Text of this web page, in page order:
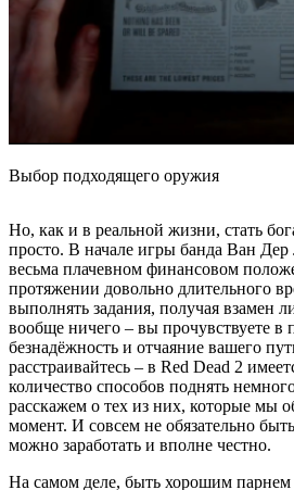
Выбор подходящего оружия
Но, как и в реальной жизни, стать
просто. В начале игры банда Ван Дер
весьма плачевном финансовом
протяжении довольно длительного
выполнять задания, получая взамен
вообще ничего – вы прочувствуете в
безнадёжность и отчаяние вашего
расстраивайтесь – в Red Dead 2
количество способов поднять
расскажем о тех из них, которые мы
момент. И совсем не обязательно
можно заработать и вполне честно.
На самом деле, быть хорошим парнем